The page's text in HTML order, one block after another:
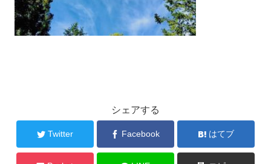
シェアする
Twitter Facebook はてブ